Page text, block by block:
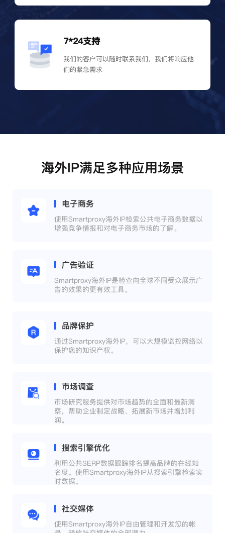
7*24支持
我们的客户可以随时联系我们，我们将响应他
们的紧急需求
海外IP满足多种应用场景
电子商务
使用Smartproxy海外IP检索公共电子商务数据以
增强竞争情报和对电子商务市场的了解。
广告验证
Smartproxy海外IP是检查向全球不同受众展示广
告的效果的更有效工具。
品牌保护
通过Smartproxy海外IP，可以大规模监控网络以
保护您的知识产权。
市场调查
市场研究服务提供对市场趋势的全面和最新洞
察，帮助企业制定战略、拓展新市场并增加利
润。
搜索引擎优化
利用公共SERP数据跟踪排名提高品牌的在线知
名度。使用Smartproxy海外IP从搜索引擎检索实
时数据。
社交媒体
使用Smartproxy海外IP自由管理和开发您的帐